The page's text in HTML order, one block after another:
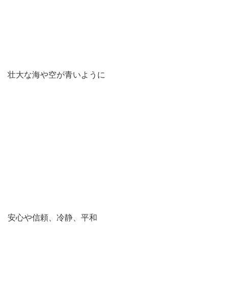
壮大な海や空が青いように
安心や信頼、冷静、平和